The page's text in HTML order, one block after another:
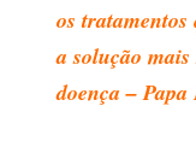
os tratamentos
a solução
doença –